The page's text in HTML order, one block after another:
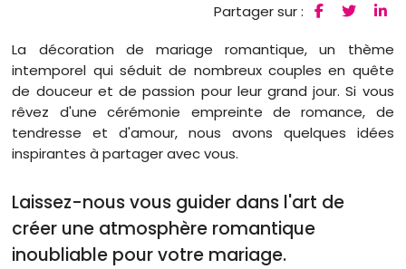
Partager sur :
La décoration de mariage romantique, un thème
intemporel qui séduit de nombreux couples en quête
de douceur et de passion pour leur grand jour. Si vous
rêvez d'une cérémonie empreinte de romance, de
tendresse et d'amour, nous avons quelques idées
inspirantes à partager avec vous.
Laissez-nous vous guider dans l'art de
créer une atmosphère romantique
inoubliable pour votre mariage.